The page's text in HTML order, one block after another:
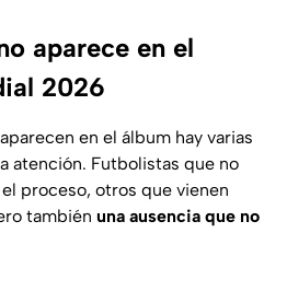
aparece en el
2026
en el álbum hay varias
atención. Futbolistas que no
proceso, otros que vienen
también una ausencia que no